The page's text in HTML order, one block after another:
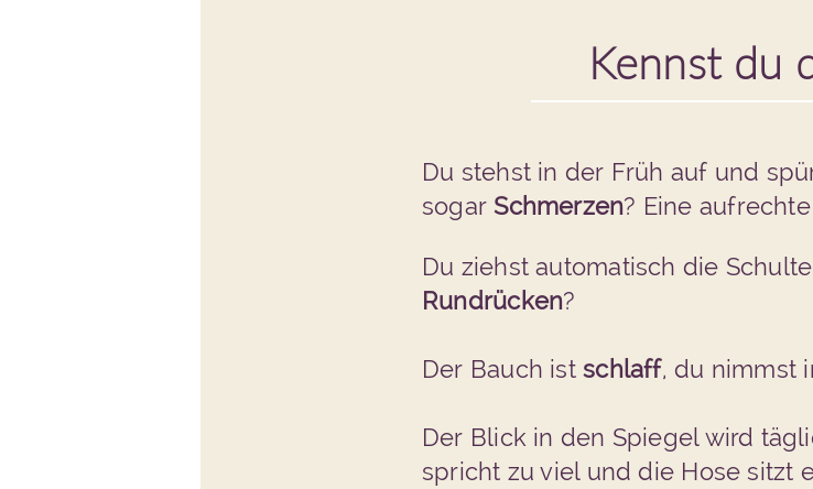
Kennst du
Du stehst in der Früh auf und
sogarSchmerzen? Eine
Du ziehst automatisch die
Rundrücken?
Der Bauch istschlaff, du nimmst
Der Blick in den Spiegel wird
spricht zu viel und die Hose sitzt